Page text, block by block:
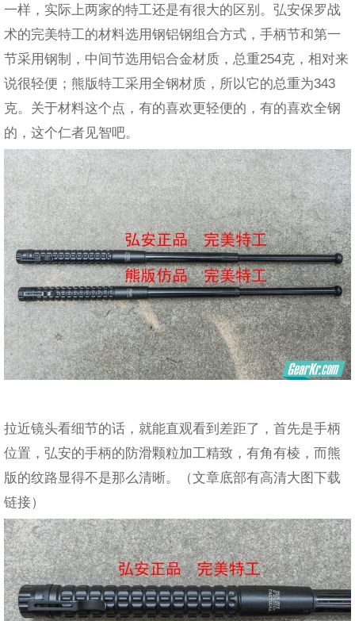
一样，实际上两家的特工还是有很大的区别。弘安保罗战
术的完美特工的材料选用钢铝钢组合方式，手柄节和第一
节采用钢制，中间节选用铝合金材质，总重254克，相对来
说很轻便；熊版特工采用全钢材质，所以它的总重为343
克。关于材料这个点，有的喜欢更轻便的，有的喜欢全钢
的，这个仁者见智吧。
拉近镜头看细节的话，就能直观看到差距了，首先是手柄
位置，弘安的手柄的防滑颗粒加工精致，有角有棱，而熊
版的纹路显得不是那么清晰。（文章底部有高清大图下载
链接）